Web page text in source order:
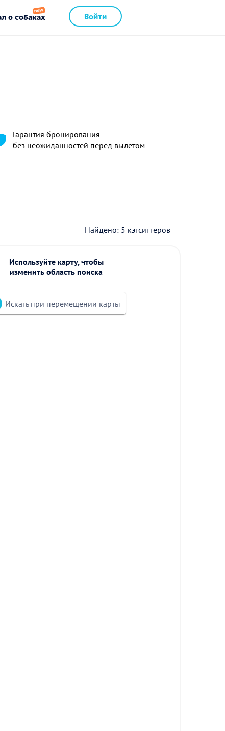
Войти
о собаках
Гарантия бронирования —
без неожиданностей перед вылетом
Найдено: 5 кэтситтеров
Используйте карту, чтобы
изменить область поиска
Искать при перемещении карты